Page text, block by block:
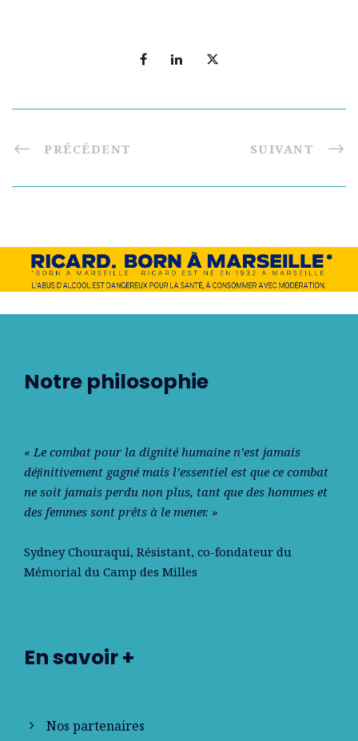
PRÉCÉDENT SUIVANT
Notre philosophie
« Le combat pour la dignité humaine n’est jamais
déﬁnitivement gagné mais l’essentiel est que ce combat
ne soit jamais perdu non plus, tant que des hommes et
des femmes sont prêts à le mener. »
Sydney Chouraqui, Résistant, co-fondateur du
Mémorial du Camp des Milles
En savoir +
Nos partenaires